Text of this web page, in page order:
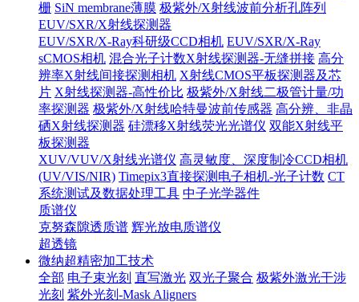
栅 SiN membrane薄膜 极紫外/X射线波前分析孔阵列
EUV/SXR/X射线探测器
EUV/SXR/X-Ray科研级CCD相机 EUV/SXR/X-Ray
sCMOS相机 混合光子计数X射线探测器-无缝拼接 高分
辨率X射线间接探测相机 X射线CMOS平板探测器及芯
片 X射线探测器-高性价比 极紫外/X射线二极管计量/功
率探测器 极紫外/X射线哈特曼波前传感器 高分辨、非晶
硒X射线探测器 硅漂移X射线荧光光谱仪 双能X射线平
板探测器
XUV/VUV/X射线光谱仪 高灵敏度、深度制冷CCD相机
(UV/VIS/NIR) Timepix3直接探测电子相机-光子计数 CT
系统测试及数据处理工具 中子光学器件
质谱仪
克努森隙透质谱 辉光放电质谱仪
超透镜
微纳超精密加工技术
全部 电子束光刻 直写激光 双光子聚合 极紫外激光干涉
光刻 紫外光刻-Mask Aligners